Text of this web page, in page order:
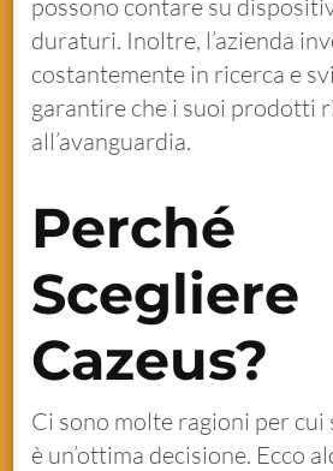
possono contare su
duraturi. Inoltre, l’azienda
costantemente in ricerca e
garantire che i suoi prodotti
all’avanguardia.
Perché
Scegliere
Cazeus?
Ci sono molte ragioni per cui
è un’ottima decisione. Ecco